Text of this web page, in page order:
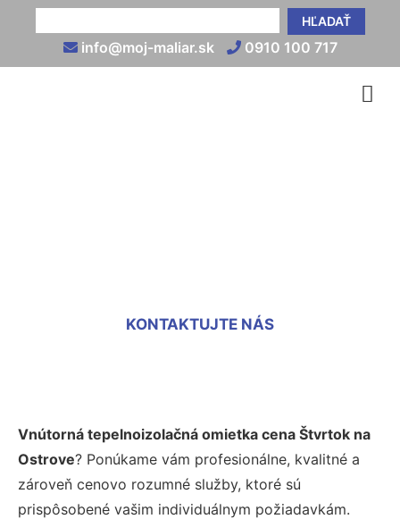
HĽADAŤ
info@moj-maliar.sk 0910 100 717
KONTAKTUJTE NÁS
Vnútorná tepelnoizolačná omietka cena Štvrtok na
Ostrove? Ponúkame vám profesionálne, kvalitné a
zároveň cenovo rozumné služby, ktoré sú
prispôsobené vašim individuálnym požiadavkám.